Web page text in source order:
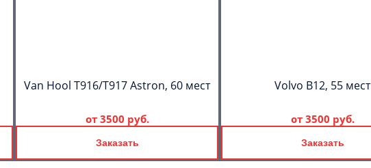
Van Hool T916/T917 Astron, 60 мест
от 3500 руб.
Заказать
Volvo B12, 55 мест
от 3500 руб.
Заказать